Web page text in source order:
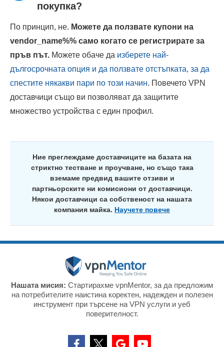
покупка?
По принцип, не. Можете да ползвате купони на
vendor_name%% само когато се регистрирате за
пръв път. Можете обаче да изберете най-
дългосрочната опция и да ползвате отстъпката, за да
спестите някакви пари по този начин. Повечето VPN
доставчици също ви позволяват да защитите
множество устройства с един профил.
Ние преглеждаме доставчиците на базата на
стриктно тестване и проучване, но също така
вземаме предвид вашите отзиви и
партньорските ни комисиони от доставчици.
Някои доставчици са собственост на нашата
компания майка. Научете повече
Нашата мисия: Стартирахме vpnMentor, за да предложим
на потребителите наистина коректен, надежден и полезен
инструмент при търсене на VPN услуги и уеб
поверителност.